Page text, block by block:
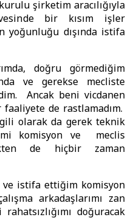
şirketim aracılığıyla
bir kısım işler
dışında istifa
doğru görmediğim
ve gerekse mecliste
Ancak beni vicdanen
de rastlamadım.
olarak da gerek teknik
komisyon ve meclis
de hiçbir zaman
istifa ettiğim komisyon
arkadaşlarımı zan
doğuracak